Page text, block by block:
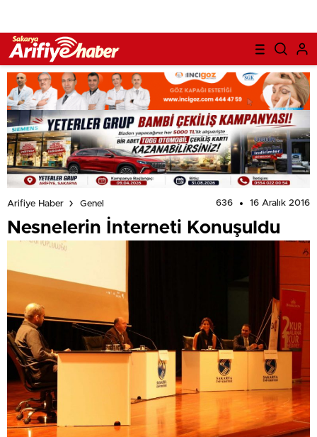
Arifiye Haber Genel 636 16 Aralık 2016
Nesnelerin İnterneti Konuşuldu